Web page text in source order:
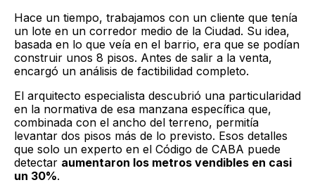
Hace un tiempo, trabajamos con un cliente que tenía
un lote en un corredor medio de la Ciudad. Su idea,
basada en lo que veía en el barrio, era que se podían
construir unos 8 pisos. Antes de salir a la venta,
encargó un análisis de factibilidad completo.
El arquitecto especialista descubrió una particularidad
en la normativa de esa manzana específica que,
combinada con el ancho del terreno, permitía
levantar dos pisos más de lo previsto. Esos detalles
que solo un experto en el Código de CABA puede
detectar aumentaron los metros vendibles en casi
un 30%.